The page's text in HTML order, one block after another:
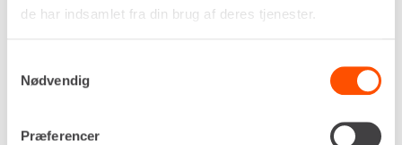
de har indsamlet fra din brug af deres tjenester.
Nødvendig
Præferencer